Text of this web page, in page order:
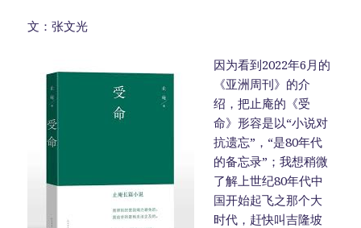
文：张文光
因为看到2022年6月的
《亚洲周刊》的介
绍，把止庵的《受
命》形容是以“小说对
抗遗忘”，“是80年代
的备忘录”；我想稍微
了解上世纪80年代中
国开始起飞之那个大
时代，赶快叫吉隆坡